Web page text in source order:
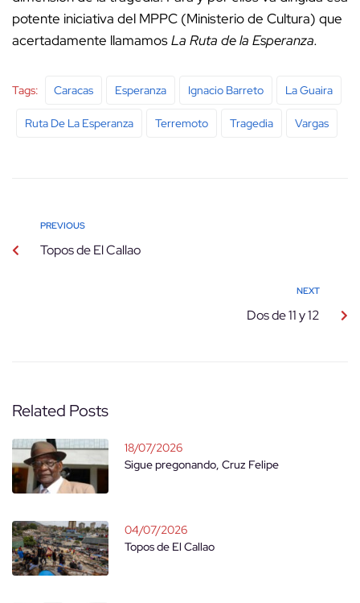
potente iniciativa del MPPC (Ministerio de Cultura) que
acertadamente llamamosLa Ruta de la Esperanza.
Tags: Caracas Esperanza Ignacio Barreto La Guaira
Ruta De La Esperanza Terremoto Tragedia Vargas
PREVIOUS
Topos de El Callao
NEXT
Dos de 11 y 12
Related Posts
18/07/2026
Sigue pregonando, Cruz Felipe
04/07/2026
Topos de El Callao